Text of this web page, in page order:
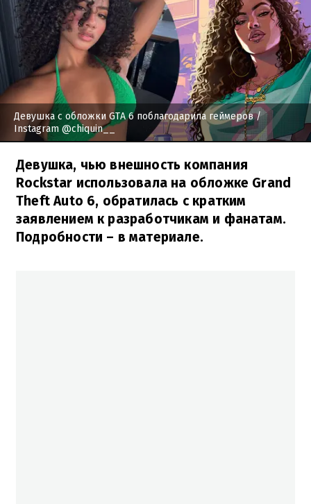
Девушка с обложки GTA 6 поблагодарила геймеров/
Instagram @chiquin__
Девушка, чью внешность компания
Rockstar использовала на обложке Grand
Theft Auto 6, обратилась с кратким
заявлением к разработчикам и фанатам.
Подробности – в материале.